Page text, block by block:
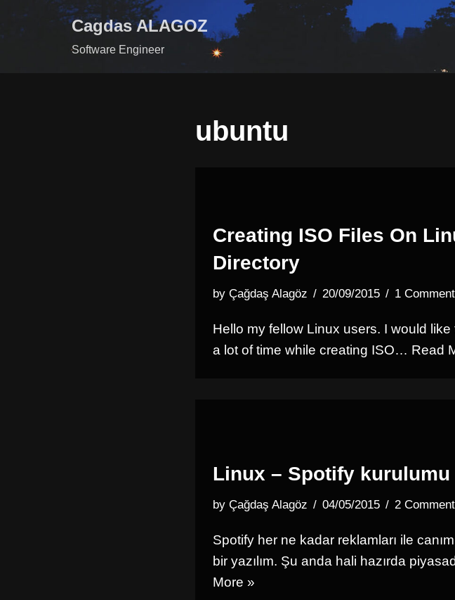
Cagdas ALAGOZ
Software Engineer
ubuntu
Creating ISO Files On
Directory
by Çağdaş Alagöz 20/09/2015 1 Comment
Hello my fellow Linux users. I would
a lot of time while creating ISO… Read
Linux – Spotify kurulumu
by Çağdaş Alagöz 04/05/2015 2
Spotify her ne kadar reklamları ile
bir yazılım. Şu anda hali hazırda
More »